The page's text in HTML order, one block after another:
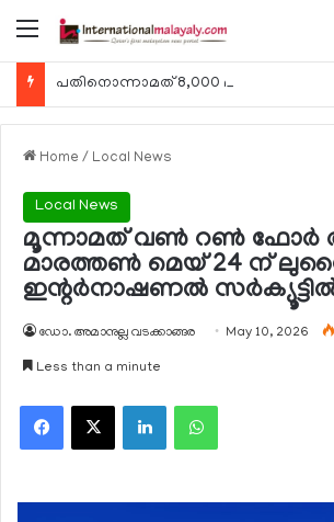
Menu
Home / Local News
Local News
മൂന്നാമത് വണ്‍ റണ്‍
മാരത്തണ്‍ മെയ് 24 ന്
ഇന്റര്‍നാഷണല്‍
ഡോ. അമാനുല്ല വടക്കാങ്ങര May 10, 2026
Less than a minute
Facebook
X LinkedInWhatsApp